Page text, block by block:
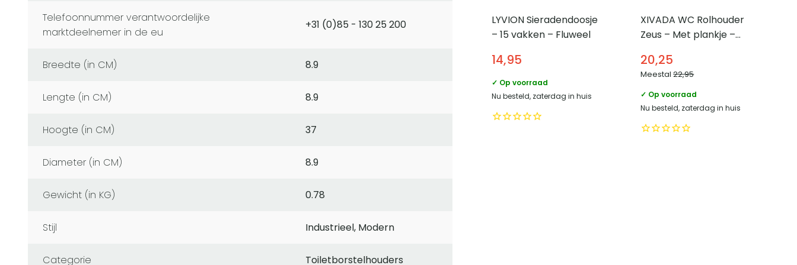
telefoonnummer verantwoordelijke
marktdeelnemer in de eu
+31 (0)85 - 130 25 200
Breedte (in CM) 8.9
Lengte (in CM) 8.9
Hoogte (in CM) 37
Diameter (in CM) 8.9
Gewicht (in KG) 0.78
Stijl Industrieel, Modern
Categorie Toiletborstelhouders
LYVION Sieradendoosje
– 15 vakken – Fluweel
14,95
✓ Op voorraad
Nu besteld, zaterdag in huis
XIVADA WC Rolhouder
Zeus – Met plankje –
Zwart
20,25
Meestal22,95
✓ Op voorraad
Nu besteld, zaterdag in huis